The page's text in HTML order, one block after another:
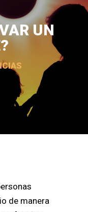
UN
de manera